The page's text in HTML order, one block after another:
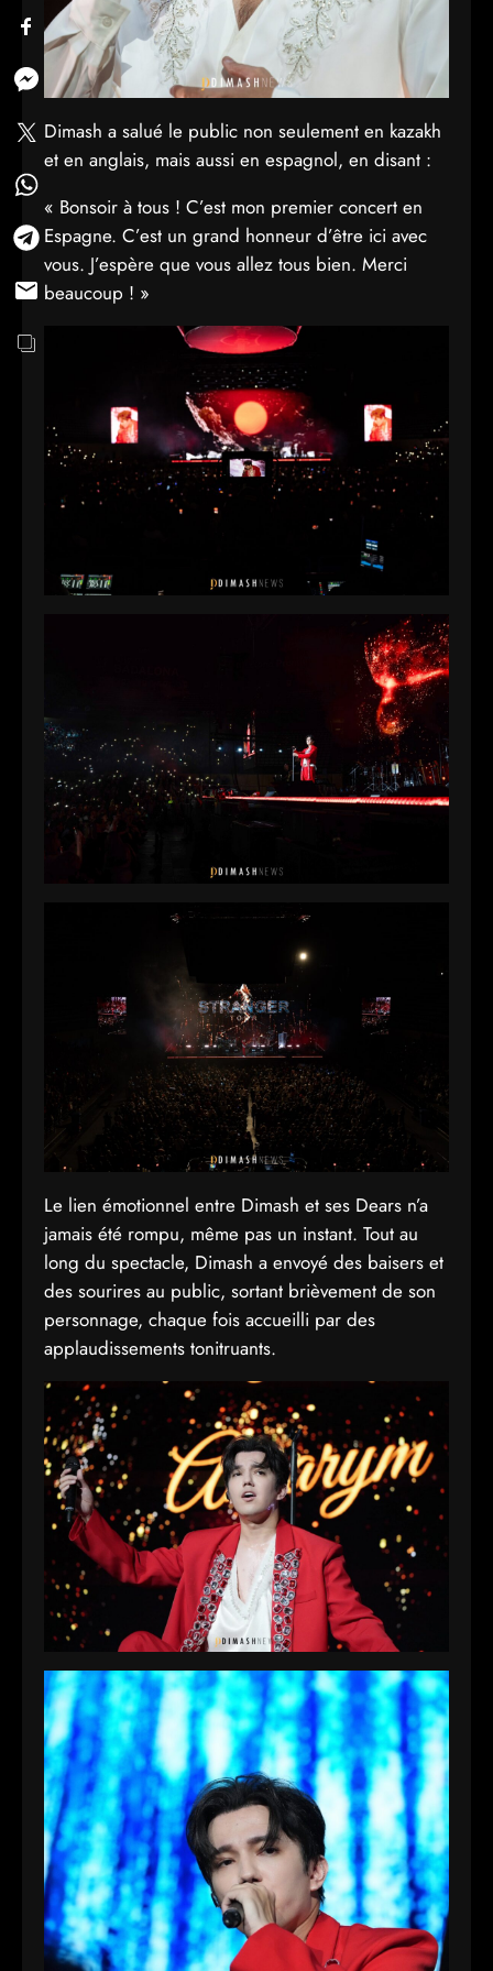
Dimash a salué le public non seulement en kazakh
et en anglais, mais aussi en espagnol, en disant :
« Bonsoir à tous ! C’est mon premier concert en
Espagne. C’est un grand honneur d’être ici avec
vous. J’espère que vous allez tous bien. Merci
beaucoup ! »
Le lien émotionnel entre Dimash et ses Dears n’a
jamais été rompu, même pas un instant. Tout au
long du spectacle, Dimash a envoyé des baisers et
des sourires au public, sortant brièvement de son
personnage, chaque fois accueilli par des
applaudissements tonitruants.